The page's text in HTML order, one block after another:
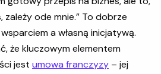
zależy ode mnie.” To dobrze
a własną inicjatywą.
że kluczowym elementem
jest umowa franczyzy – jej